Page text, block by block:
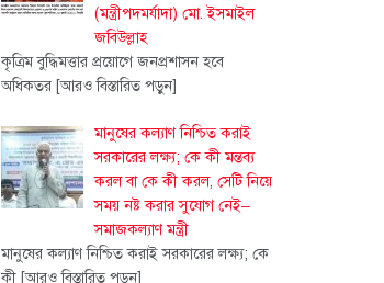
(মন্ত্রীপদমর্যাদা) মো. ইসমাইল
জবিউল্লাহ
কৃত্রিম বুদ্ধিমত্তার প্রয়োগে জনপ্রশাসন হবে
অধিকতর [আরও বিস্তারিত পড়ুন]
মানুষের কল্যাণ নিশ্চিত করাই
সরকারের লক্ষ্য; কে কী মন্তব্য
করল বা কে কী করল, সেটি নিয়ে
সময় নষ্ট করার সুযোগ নেই–
সমাজকল্যাণ মন্ত্রী
মানুষের কল্যাণ নিশ্চিত করাই সরকারের লক্ষ্য; কে
কী [আরও বিস্তারিত পড়ুন]